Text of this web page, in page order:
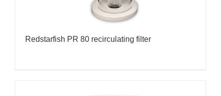
Redstarfish PR 80 recirculating filter